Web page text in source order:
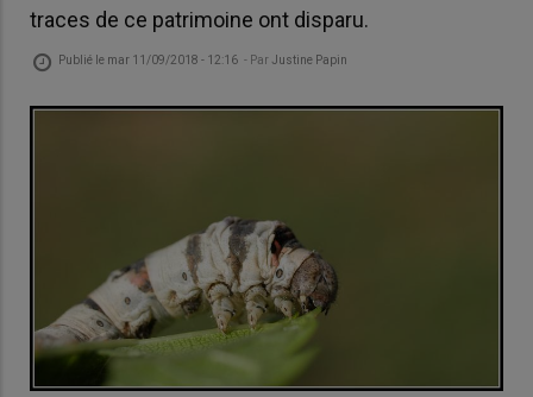
traces de ce patrimoine ont disparu.
Publié le mar 11/09/2018 - 12:16 - Par Justine Papin